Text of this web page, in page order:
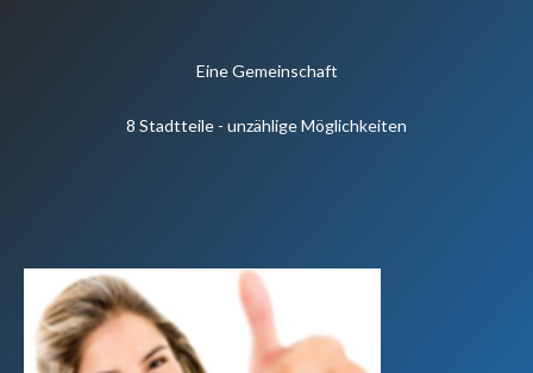
Eine Gemeinschaft
8 Stadtteile - unzählige Möglichkeiten